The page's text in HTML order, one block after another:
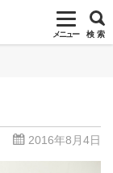
メニュー 検 索
2016年8月4日